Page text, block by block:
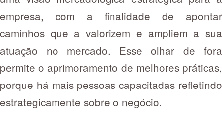
empresa, com a finalidade de apontar
caminhos que a valorizem e ampliem a sua
atuação no mercado. Esse olhar de fora
permite o aprimoramento de melhores práticas,
porque há mais pessoas capacitadas refletindo
estrategicamente sobre o negócio.